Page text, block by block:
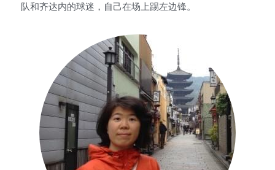
队和齐达内的球迷，自己在场上踢左边锋。